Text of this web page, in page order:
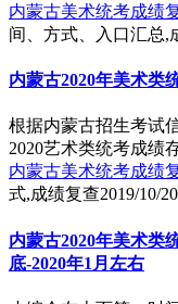
内蒙古美术统考成绩
间、方式、入口汇总,
内蒙古2020年美术类
根据内蒙古招生考试
2020艺术类统考成绩
内蒙古美术统考成绩
式,成绩复查2019/10/20
内蒙古2020年美术类
底-2020年1月左右